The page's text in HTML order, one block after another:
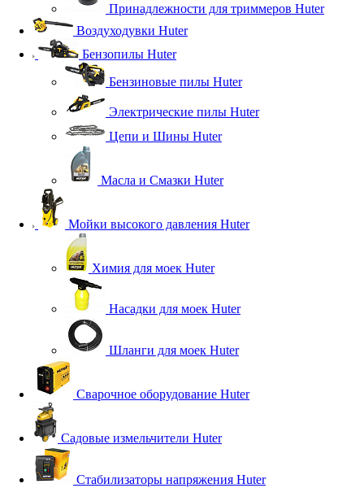
Принадлежности для триммеров Huter
Воздуходувки Huter
Бензопилы Huter
Бензиновые пилы Huter
Электрические пилы Huter
Цепи и Шины Huter
Масла и Смазки Huter
Мойки высокого давления Huter
Химия для моек Huter
Насадки для моек Huter
Шланги для моек Huter
Сварочное оборудование Huter
Садовые измельчители Huter
Стабилизаторы напряжения Huter